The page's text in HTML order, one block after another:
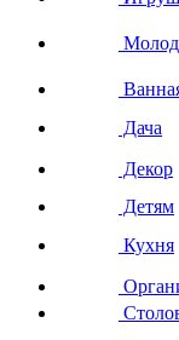
Дача
Декор
Детям
Кухня